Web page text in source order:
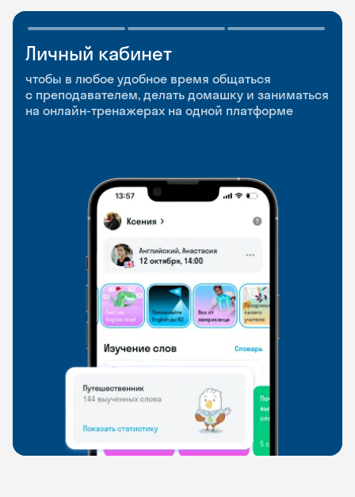
Личный кабинет
чтобы в любое удобное время общаться
с преподавателем, делать домашку и заниматься
на онлайн-тренажерах на одной платформе
Мобильное
приложение
чтобы заниматься и изучать новые слова где
и когда удобно
Разговорные клубы
и Talks
Групповые занятия для разговорной практики
и индивидуальные встречи с преподавателями